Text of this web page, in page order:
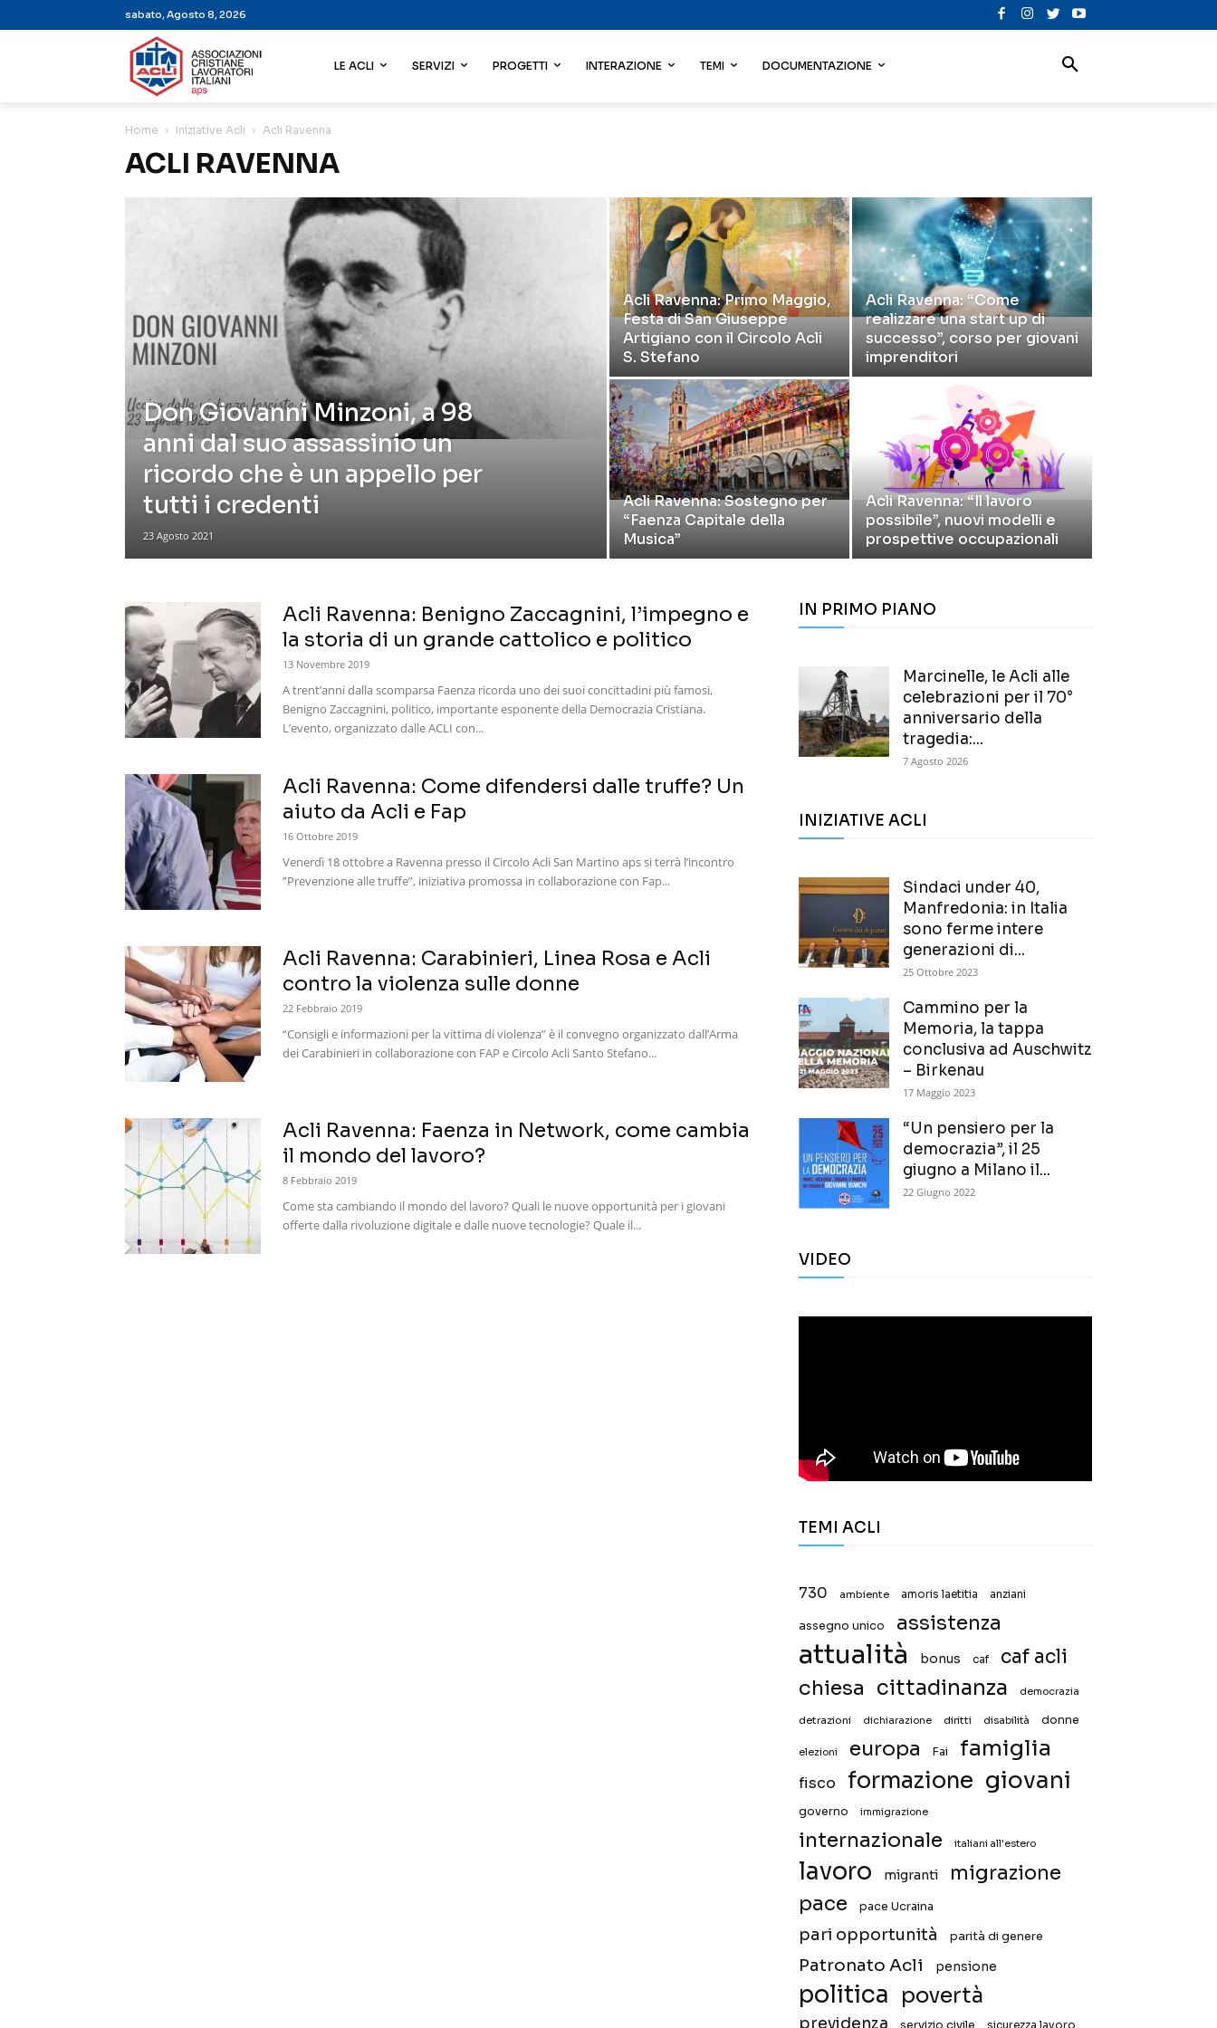
sabato, Agosto 8, 2026
LE ACLI SERVIZI PROGETTI INTERAZIONE TEMI DOCUMENTAZIONE
Home Iniziative Acli Acli Ravenna
ACLI RAVENNA
Don Giovanni Minzoni, a 98
anni dal suo assassinio un
ricordo che è un appello per
tutti i credenti
23 Agosto 2021
Acli Ravenna: Primo Maggio,
Festa di San Giuseppe
Artigiano con il Circolo Acli
S. Stefano
Acli Ravenna: “Come
realizzare una start up di
successo”, corso per giovani
imprenditori
Acli Ravenna: Sostegno per
“Faenza Capitale della
Musica”
Acli Ravenna: “Il lavoro
possibile”, nuovi modelli e
prospettive occupazionali
Acli Ravenna: Benigno Zaccagnini, l’impegno e
la storia di un grande cattolico e politico
13 Novembre 2019
A trent’anni dalla scomparsa Faenza ricorda uno dei suoi concittadini più famosi,
Benigno Zaccagnini, politico, importante esponente della Democrazia Cristiana.
L’evento, organizzato dalle ACLI con...
Acli Ravenna: Come difendersi dalle truffe? Un
aiuto da Acli e Fap
16 Ottobre 2019
Venerdì 18 ottobre a Ravenna presso il Circolo Acli San Martino aps si terrà l’incontro
”Prevenzione alle truffe”, iniziativa promossa in collaborazione con Fap...
Acli Ravenna: Carabinieri, Linea Rosa e Acli
contro la violenza sulle donne
22 Febbraio 2019
“Consigli e informazioni per la vittima di violenza” è il convegno organizzato dall’Arma
dei Carabinieri in collaborazione con FAP e Circolo Acli Santo Stefano...
Acli Ravenna: Faenza in Network, come cambia
il mondo del lavoro?
8 Febbraio 2019
Come sta cambiando il mondo del lavoro? Quali le nuove opportunità per i giovani
offerte dalla rivoluzione digitale e dalle nuove tecnologie? Quale il...
IN PRIMO PIANO
Marcinelle, le Acli alle
celebrazioni per il 70°
anniversario della
tragedia:...
7 Agosto 2026
INIZIATIVE ACLI
Sindaci under 40,
Manfredonia: in Italia
sono ferme intere
generazioni di...
25 Ottobre 2023
Cammino per la
Memoria, la tappa
conclusiva ad Auschwitz
– Birkenau
17 Maggio 2023
“Un pensiero per la
democrazia”, il 25
giugno a Milano il...
22 Giugno 2022
VIDEO
TEMI ACLI
730 ambiente amoris laetitia anziani
assegno unico assistenza
attualità bonus caf caf acli
chiesa cittadinanza democrazia
detrazioni dichiarazione diritti disabilità donne
elezioni europa Fai famiglia
fisco formazione giovani
governo immigrazione
internazionale italiani all'estero
lavoro migranti
migrazione
pace
pace Ucraina
pari opportunità parità di genere
Patronato Acli pensione
politica povertà
previdenza